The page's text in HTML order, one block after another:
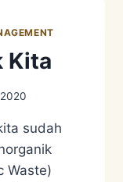
Kita
sudah
Waste)